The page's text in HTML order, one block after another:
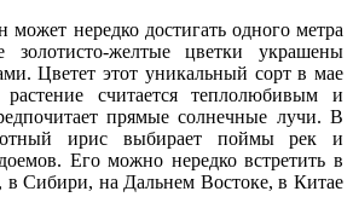
может нередко достигать одного метра
золотисто-желтые цветки украшены
Цветет этот уникальный сорт в мае
считается теплолюбивым и
прямые солнечные лучи. В
ирис выбирает поймы рек и
Его можно нередко встретить в
Сибири, на Дальнем Востоке, в Китае